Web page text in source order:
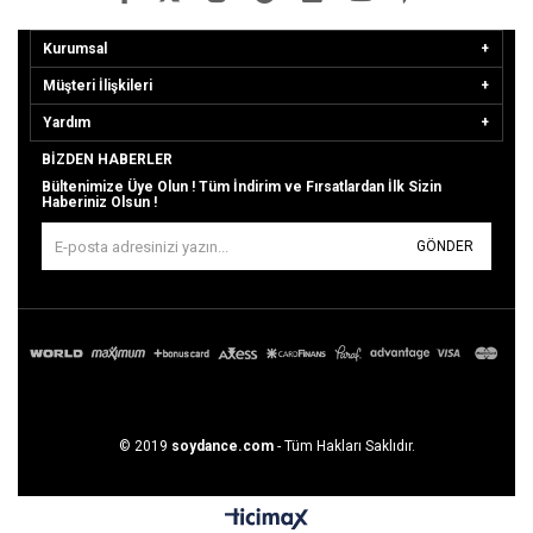
Kurumsal
Müşteri İlişkileri
Yardım
BIZDEN HABERLER
Bültenimize Üye Olun ! Tüm İndirim ve Fırsatlardan İlk Sizin
Haberiniz Olsun !
GÖNDER
© 2019 soydance.com- Tüm Hakları Saklıdır.